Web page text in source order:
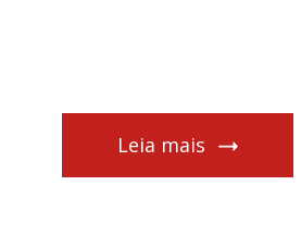
Leia mais